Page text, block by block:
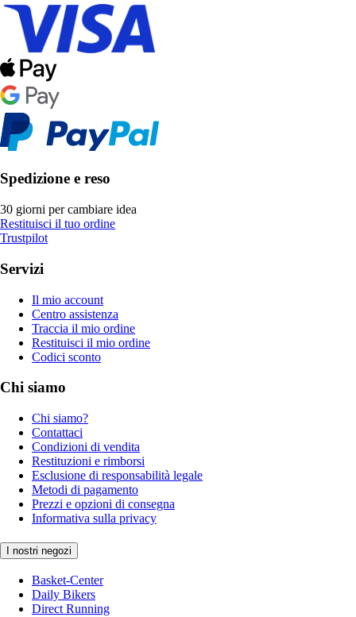
Spedizione e reso
30 giorni per cambiare idea
Restituisci il tuo ordine
Trustpilot
Servizi
Il mio account
Centro assistenza
Traccia il mio ordine
Restituisci il mio ordine
Codici sconto
Chi siamo
Chi siamo?
Contattaci
Condizioni di vendita
Restituzioni e rimborsi
Esclusione di responsabilità legale
Metodi di pagamento
Prezzi e opzioni di consegna
Informativa sulla privacy
I nostri negozi
Basket-Center
Daily Bikers
Direct Running